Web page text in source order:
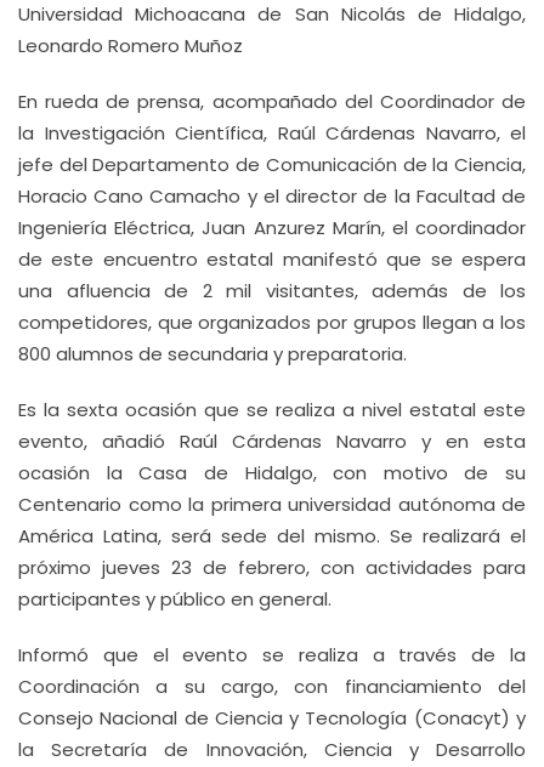
Universidad Michoacana de San Nicolás de Hidalgo,
Leonardo Romero Muñoz
En rueda de prensa, acompañado del Coordinador de
la Investigación Científica, Raúl Cárdenas Navarro, el
jefe del Departamento de Comunicación de la Ciencia,
Horacio Cano Camacho y el director de la Facultad de
Ingeniería Eléctrica, Juan Anzurez Marín, el coordinador
de este encuentro estatal manifestó que se espera
una afluencia de 2 mil visitantes, además de los
competidores, que organizados por grupos llegan a los
800 alumnos de secundaria y preparatoria.
Es la sexta ocasión que se realiza a nivel estatal este
evento, añadió Raúl Cárdenas Navarro y en esta
ocasión la Casa de Hidalgo, con motivo de su
Centenario como la primera universidad autónoma de
América Latina, será sede del mismo. Se realizará el
próximo jueves 23 de febrero, con actividades para
participantes y público en general.
Informó que el evento se realiza a través de la
Coordinación a su cargo, con financiamiento del
Consejo Nacional de Ciencia y Tecnología (Conacyt) y
la Secretaría de Innovación, Ciencia y Desarrollo